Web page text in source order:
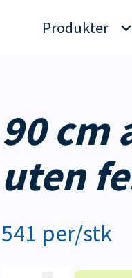
Produkter
90 cm
uten
541 per/stk